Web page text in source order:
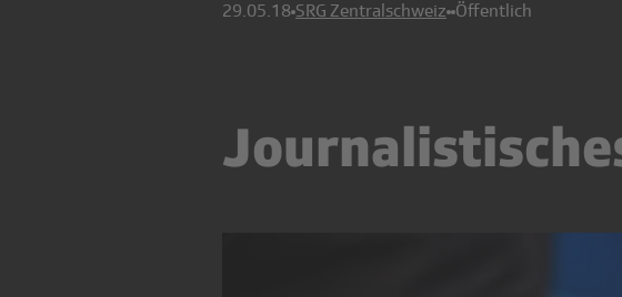
29.05.18 SRG Zentralschweiz Öffentlich